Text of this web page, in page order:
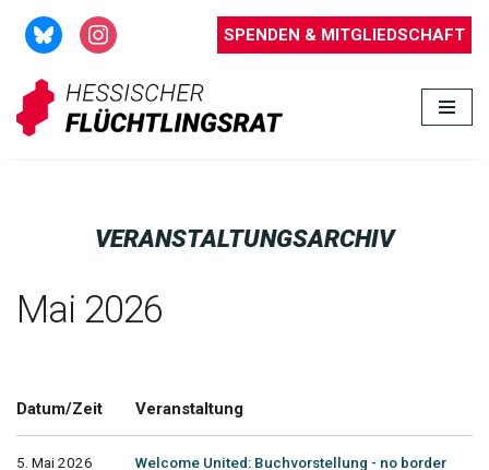
Zum
Inhalt
springen
SPENDEN & MITGLIEDSCHAFT
VERANSTALTUNGSARCHIV
Mai 2026
Datum/Zeit Veranstaltung
5. Mai 2026
Welcome United: Buchvorstellung - no border